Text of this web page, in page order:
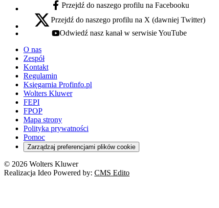
facebook - otwiera się w nowej karcie
Przejdź do naszego profilu na Facebooku
x - otwiera się w nowej karcie
Przejdź do naszego profilu na X (dawniej Twitter)
youtube - otwiera się w nowej karcie
Odwiedź nasz kanał w serwisie YouTube
O nas
Zespół
Kontakt
Regulamin
Księgarnia Profinfo.pl
Wolters Kluwer
FEPI
FPOP
Mapa strony
Polityka prywatności
Pomoc
Zarządzaj preferencjami plików cookie
© 2026 Wolters Kluwer
Realizacja Ideo Powered by: CMS Edito